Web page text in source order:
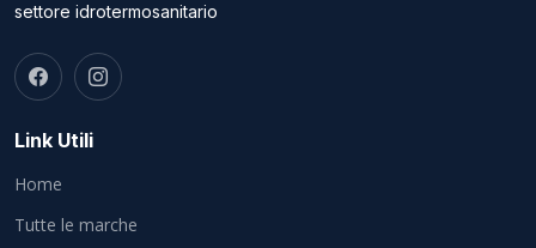
settore idrotermosanitario
Link Utili
Home
Tutte le marche